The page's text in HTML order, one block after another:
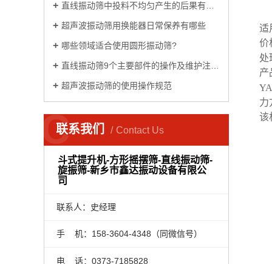
直线振动筛中投料不均匀产生的后果有哪些
超声波振动筛用换能器日常保养有哪些
哪些领域适合使用圆形振动筛?
直线振动筛9个主要部件的操作及维护注意事项
超声波振动筛的使用操作规范
联系我们 Contact Us
C
斗式提升机-方形摇摆筛-直线振动筛-
旋振筛-新乡市鑫达振动设备有限公
司
联系人：史经理
手 机：158-3604-4348（同微信号）
电 话：0373-7185828
适
价
处
产
YA
力
该